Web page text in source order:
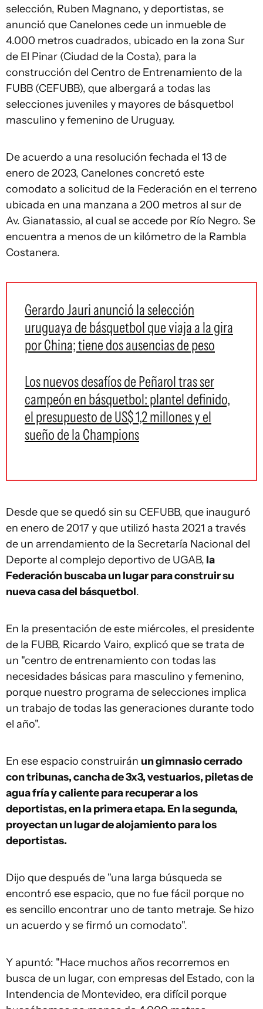
selección, Ruben Magnano, y deportistas, se
anunció que Canelones cede un inmueble de
4.000 metros cuadrados, ubicado en la zona Sur
de El Pinar (Ciudad de la Costa), para la
construcción del Centro de Entrenamiento de la
FUBB (CEFUBB), que albergará a todas las
selecciones juveniles y mayores de básquetbol
masculino y femenino de Uruguay.
De acuerdo a una resolución fechada el 13 de
enero de 2023, Canelones concretó este
comodato a solicitud de la Federación en el terreno
ubicada en una manzana a 200 metros al sur de
Av. Gianatassio, al cual se accede por Río Negro. Se
encuentra a menos de un kilómetro de la Rambla
Costanera.
Gerardo Jauri anunció la selección
uruguaya de básquetbol que viaja a la gira
por China; tiene dos ausencias de peso
Los nuevos desafíos de Peñarol tras ser
campeón en básquetbol: plantel definido,
el presupuesto de US$ 1,2 millones y el
sueño de la Champions
Desde que se quedó sin su CEFUBB, que inauguró
en enero de 2017 y que utilizó hasta 2021 a través
de un arrendamiento de la Secretaría Nacional del
Deporte al complejo deportivo de UGAB, la
Federación buscaba un lugar para construir su
nueva casa del básquetbol.
En la presentación de este miércoles, el presidente
de la FUBB, Ricardo Vairo, explicó que se trata de
un "centro de entrenamiento con todas las
necesidades básicas para masculino y femenino,
porque nuestro programa de selecciones implica
un trabajo de todas las generaciones durante todo
el año".
En ese espacio construirán un gimnasio cerrado
con tribunas, cancha de 3x3, vestuarios, piletas de
agua fría y caliente para recuperar a los
deportistas, en la primera etapa. En la segunda,
proyectan un lugar de alojamiento para los
deportistas.
Dijo que después de "una larga búsqueda se
encontró ese espacio, que no fue fácil porque no
es sencillo encontrar uno de tanto metraje. Se hizo
un acuerdo y se firmó un comodato".
Y apuntó: "Hace muchos años recorremos en
busca de un lugar, con empresas del Estado, con la
Intendencia de Montevideo, era difícil porque